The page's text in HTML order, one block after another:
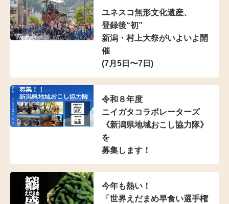
ユネスコ無形文化遺産、
登録後“初”
新潟・村上大祭がいよいよ開
催
(7月5日〜7日)
令和８年度
ニイガタコラボレーターズ
《新潟県地域おこし協力隊》
を
募集します！
今年も熱い！
「世界えだまめ早食い選手権